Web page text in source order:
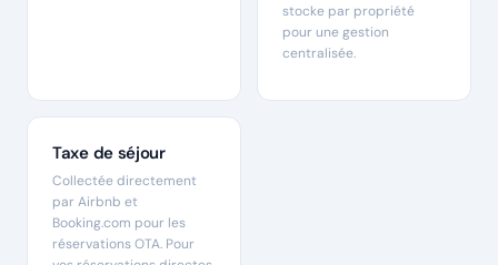
stocke par propriété
pour une gestion
centralisée.
Taxe de séjour
Collectée directement
par Airbnb et
Booking.com pour les
réservations OTA. Pour